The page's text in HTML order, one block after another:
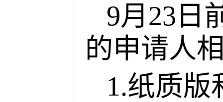
9月23日
的申请人
1.纸质版